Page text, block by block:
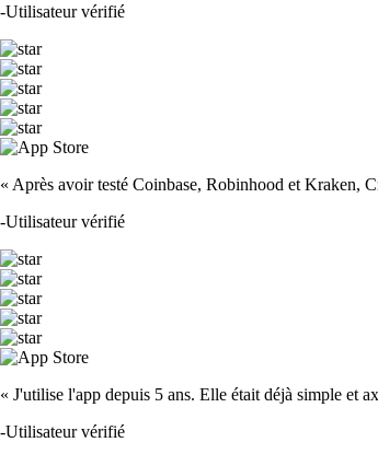
-Utilisateur vérifié
« Après avoir testé Coinbase, Robinhood et Kraken,
-Utilisateur vérifié
« J'utilise l'app depuis 5 ans. Elle était déjà simple et
-Utilisateur vérifié